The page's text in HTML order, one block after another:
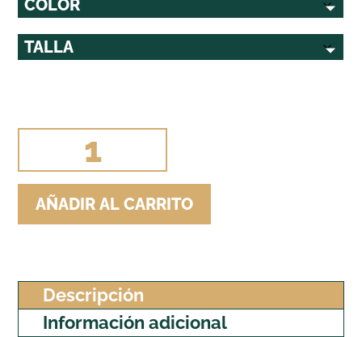
GORRA
ESPIGA
ANCHA
AÑADIR AL CARRITO
Descripción
Información adicional